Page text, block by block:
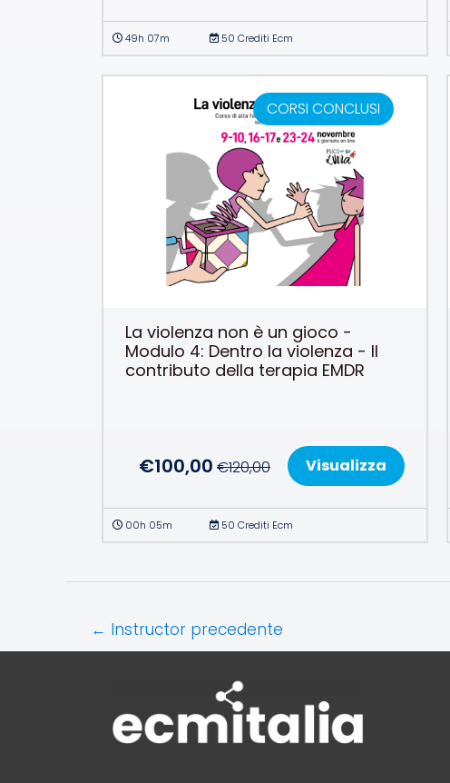
49h 07m 50 Crediti Ecm
CORSI CONCLUSI
La violenza non è un gioco -
Modulo 4: Dentro la violenza - Il
contributo della terapia EMDR
€100,00 €120,00 Visualizza
00h 05m 50 Crediti Ecm
← Instructor precedente